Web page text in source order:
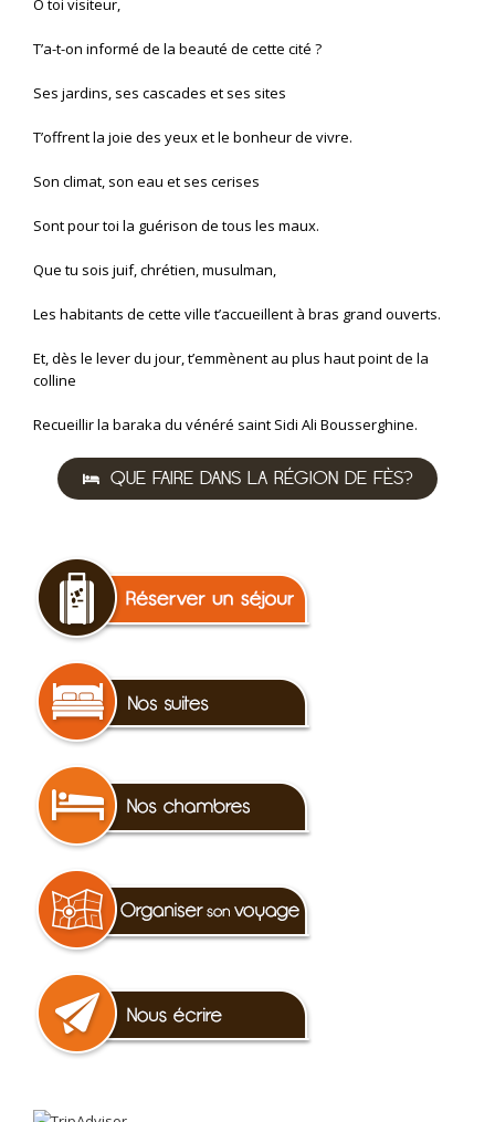
O toi visiteur,
T’a-t-on informé de la beauté de cette cité ?
Ses jardins, ses cascades et ses sites
T’offrent la joie des yeux et le bonheur de vivre.
Son climat, son eau et ses cerises
Sont pour toi la guérison de tous les maux.
Que tu sois juif, chrétien, musulman,
Les habitants de cette ville t’accueillent à bras grand ouverts.
Et, dès le lever du jour, t’emmènent au plus haut point de la
colline
Recueillir la baraka du vénéré saint Sidi Ali Bousserghine.
QUE FAIRE DANS LA RÉGION DE FÈS?